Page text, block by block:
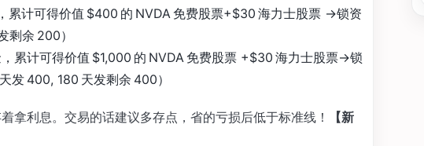
累计可得价值 $400 的 NVDA 免费股票+$30 海力士股票 ->锁资
剩余 200）
累计可得价值 $1,000 的 NVDA 免费股票 +$30 海力士股票->锁
发 400, 180 天发剩余 400）
拿利息。交易的话建议多存点，省的亏损后低于标准线！
【新